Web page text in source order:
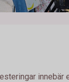
innebär